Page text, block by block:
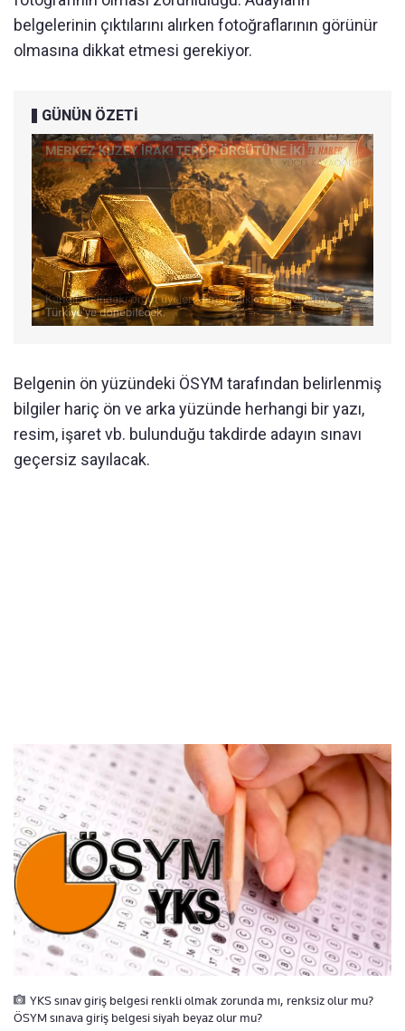
belgelerinin çıktılarını alırken fotoğraflarının görünür
olmasına dikkat etmesi gerekiyor.
GÜNÜN ÖZETİ
Belgenin ön yüzündeki ÖSYM tarafından belirlenmiş
bilgiler hariç ön ve arka yüzünde herhangi bir yazı,
resim, işaret vb. bulunduğu takdirde adayın sınavı
geçersiz sayılacak.
YKS sınav giriş belgesi renkli olmak zorunda mı, renksiz olur mu?
ÖSYM sınava giriş belgesi siyah beyaz olur mu?